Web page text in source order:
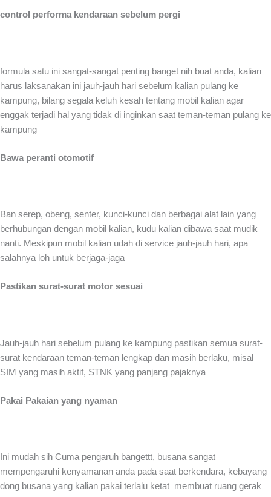
control performa kendaraan sebelum pergi
formula satu ini sangat-sangat penting banget nih buat anda, kalian
harus laksanakan ini jauh-jauh hari sebelum kalian pulang ke
kampung, bilang segala keluh kesah tentang mobil kalian agar
enggak terjadi hal yang tidak di inginkan saat teman-teman pulang ke
kampung
Bawa peranti otomotif
Ban serep, obeng, senter, kunci-kunci dan berbagai alat lain yang
berhubungan dengan mobil kalian, kudu kalian dibawa saat mudik
nanti. Meskipun mobil kalian udah di service jauh-jauh hari, apa
salahnya loh untuk berjaga-jaga
Pastikan surat-surat motor sesuai
Jauh-jauh hari sebelum pulang ke kampung pastikan semua surat-
surat kendaraan teman-teman lengkap dan masih berlaku, misal
SIM yang masih aktif, STNK yang panjang pajaknya
Pakai Pakaian yang nyaman
Ini mudah sih Cuma pengaruh bangettt, busana sangat
mempengaruhi kenyamanan anda pada saat berkendara, kebayang
dong busana yang kalian pakai terlalu ketat membuat ruang gerak